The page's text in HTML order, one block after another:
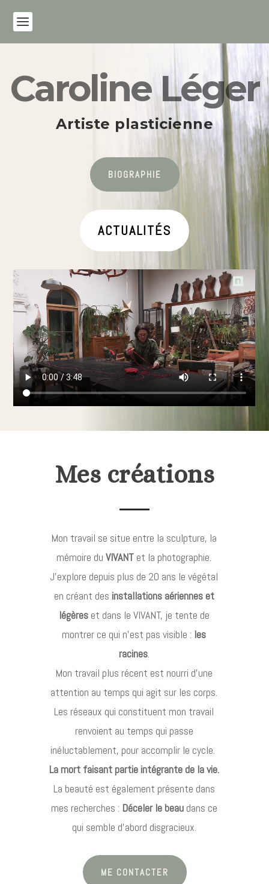
Caroline Léger
Artiste plasticienne
BIOGRAPHIE
ACTUALITÉS
Mes créations
Mon travail se situe entre la sculpture, la
mémoire du VIVANT et la photographie.
J’explore depuis plus de 20 ans le végétal
en créant des installations aériennes et
légèreset dans le VIVANT, je tente de
montrer ce qui n’est pas visible : les
racines.
Mon travail plus récent est nourri d’une
attention au temps qui agit sur les corps.
Les réseaux qui constituent mon travail
renvoient au temps qui passe
inéluctablement, pour accomplir le cycle.
La mort faisant partie intégrante de la vie.
La beauté est également présente dans
mes recherches : Déceler le beaudans ce
qui semble d’abord disgracieux.
ME CONTACTER